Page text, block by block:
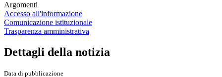
Argomenti
Accesso all'informazione
Comunicazione istituzionale
Trasparenza amministrativa
Dettagli della notizia
Data di pubblicazione